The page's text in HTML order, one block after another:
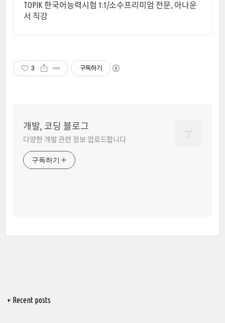
TOPIK 한국어능력시험 1:1/소수프리미엄 전문, 아나운
서 직강
3 구독하기
개발, 코딩 블로그
다양한 개발 관련 정보 업로드합니다
구독하기
+ Recent posts